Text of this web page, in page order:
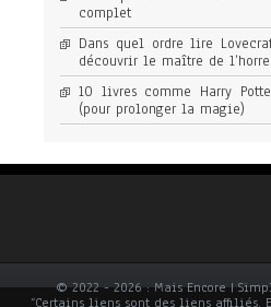
complet
Dans quel ordre lire
découvrir le maître de
10 livres comme Harry
(pour prolonger la magie)
© 2022 - 2026 : Mais Encore |
“Certains liens sont des liens affiliés.